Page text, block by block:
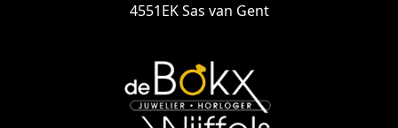
4551EK Sas van Gent